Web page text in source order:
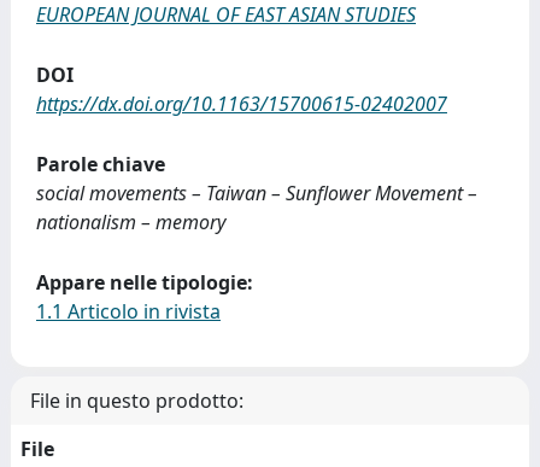
EUROPEAN JOURNAL OF EAST ASIAN STUDIES
DOI
https://dx.doi.org/10.1163/15700615-02402007
Parole chiave
social movements – Taiwan – Sunflower Movement –
nationalism – memory
Appare nelle tipologie:
1.1 Articolo in rivista
File in questo prodotto:
File